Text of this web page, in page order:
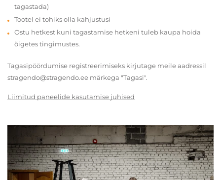
tagastada)
Tootel ei tohiks olla kahjustusi
Ostu hetkest kuni tagastamise hetkeni tuleb kaupa hoida
õigetes tingimustes.
Tagasipöördumise registreerimiseks kirjutage meile aadressil
stragendo@stragendo.ee märkega "Tagasi".
Liimitud paneelide kasutamise juhised